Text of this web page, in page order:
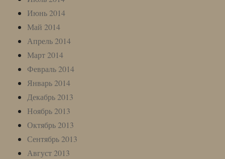
Июнь 2014
Май 2014
Апрель 2014
Март 2014
Февраль 2014
Январь 2014
Декабрь 2013
Ноябрь 2013
Октябрь 2013
Сентябрь 2013
Август 2013